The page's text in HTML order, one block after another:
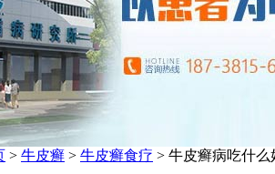
> 牛皮癣 > 牛皮癣食疗 > 牛皮癣病吃什么